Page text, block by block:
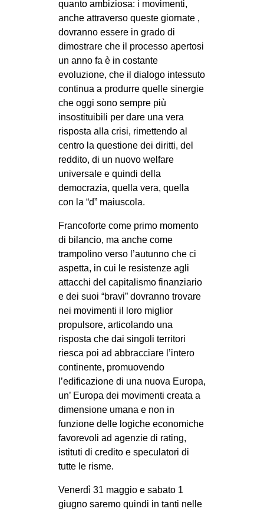
quanto ambiziosa: i movimenti,
anche attraverso queste giornate ,
dovranno essere in grado di
dimostrare che il processo apertosi
un anno fa è in costante
evoluzione, che il dialogo intessuto
continua a produrre quelle sinergie
che oggi sono sempre più
insostituibili per dare una vera
risposta alla crisi, rimettendo al
centro la questione dei diritti, del
reddito, di un nuovo welfare
universale e quindi della
democrazia, quella vera, quella
con la “d” maiuscola.
Francoforte come primo momento
di bilancio, ma anche come
trampolino verso l’autunno che ci
aspetta, in cui le resistenze agli
attacchi del capitalismo finanziario
e dei suoi “bravi” dovranno trovare
nei movimenti il loro miglior
propulsore, articolando una
risposta che dai singoli territori
riesca poi ad abbracciare l’intero
continente, promuovendo
l’edificazione di una nuova Europa,
un’ Europa dei movimenti creata a
dimensione umana e non in
funzione delle logiche economiche
favorevoli ad agenzie di rating,
istituti di credito e speculatori di
tutte le risme.
Venerdì 31 maggio e sabato 1
giugno saremo quindi in tanti nelle